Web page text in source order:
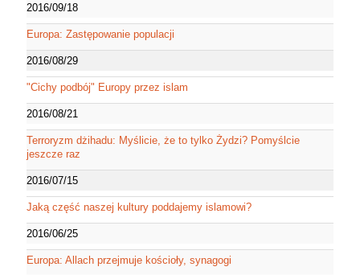
2016/09/18
Europa: Zastępowanie populacji
2016/08/29
"Cichy podbój" Europy przez islam
2016/08/21
Terroryzm dżihadu: Myślicie, że to tylko Żydzi? Pomyślcie
jeszcze raz
2016/07/15
Jaką część naszej kultury poddajemy islamowi?
2016/06/25
Europa: Allach przejmuje kościoły, synagogi